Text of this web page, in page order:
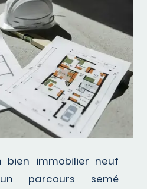
bien immobilier neuf
parcours semé